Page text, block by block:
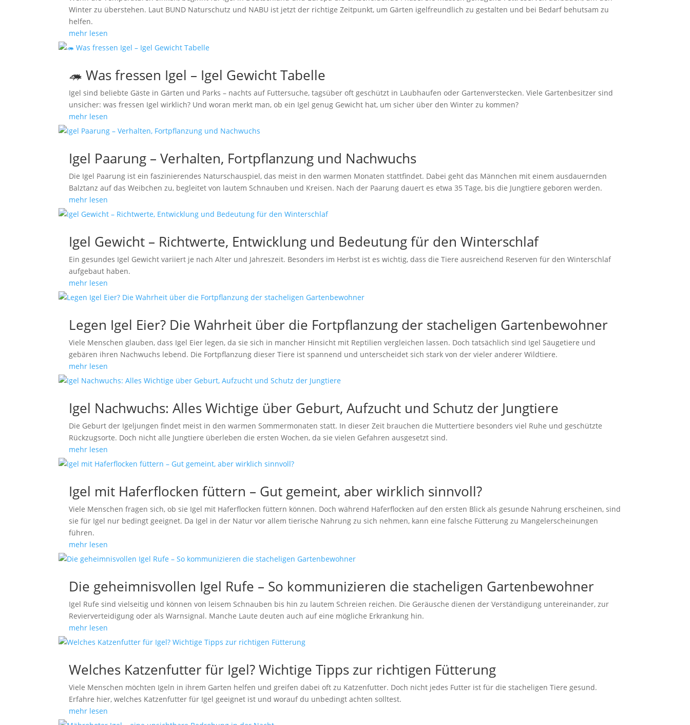
Winter zu überstehen. Laut BUND Naturschutz und NABU ist jetzt der richtige Zeitpunkt, um Gärten igelfreundlich zu gestalten und bei Bedarf behutsam zu
helfen.
mehr lesen
🦔 Was fressen Igel – Igel Gewicht Tabelle
Igel sind beliebte Gäste in Gärten und Parks – nachts auf Futtersuche, tagsüber oft geschützt in Laubhaufen oder Gartenverstecken. Viele Gartenbesitzer sind
unsicher: was fressen Igel wirklich? Und woran merkt man, ob ein Igel genug Gewicht hat, um sicher über den Winter zu kommen?
mehr lesen
Igel Paarung – Verhalten, Fortpflanzung und Nachwuchs
Die Igel Paarung ist ein faszinierendes Naturschauspiel, das meist in den warmen Monaten stattfindet. Dabei geht das Männchen mit einem ausdauernden
Balztanz auf das Weibchen zu, begleitet von lautem Schnauben und Kreisen. Nach der Paarung dauert es etwa 35 Tage, bis die Jungtiere geboren werden.
mehr lesen
Igel Gewicht – Richtwerte, Entwicklung und Bedeutung für den Winterschlaf
Ein gesundes Igel Gewicht variiert je nach Alter und Jahreszeit. Besonders im Herbst ist es wichtig, dass die Tiere ausreichend Reserven für den Winterschlaf
aufgebaut haben.
mehr lesen
Legen Igel Eier? Die Wahrheit über die Fortpflanzung der stacheligen Gartenbewohner
Viele Menschen glauben, dass Igel Eier legen, da sie sich in mancher Hinsicht mit Reptilien vergleichen lassen. Doch tatsächlich sind Igel Säugetiere und
gebären ihren Nachwuchs lebend. Die Fortpflanzung dieser Tiere ist spannend und unterscheidet sich stark von der vieler anderer Wildtiere.
mehr lesen
Igel Nachwuchs: Alles Wichtige über Geburt, Aufzucht und Schutz der Jungtiere
Die Geburt der Igeljungen findet meist in den warmen Sommermonaten statt. In dieser Zeit brauchen die Muttertiere besonders viel Ruhe und geschützte
Rückzugsorte. Doch nicht alle Jungtiere überleben die ersten Wochen, da sie vielen Gefahren ausgesetzt sind.
mehr lesen
Igel mit Haferflocken füttern – Gut gemeint, aber wirklich sinnvoll?
Viele Menschen fragen sich, ob sie Igel mit Haferflocken füttern können. Doch während Haferflocken auf den ersten Blick als gesunde Nahrung erscheinen, sind
sie für Igel nur bedingt geeignet. Da Igel in der Natur vor allem tierische Nahrung zu sich nehmen, kann eine falsche Fütterung zu Mangelerscheinungen
führen.
mehr lesen
Die geheimnisvollen Igel Rufe – So kommunizieren die stacheligen Gartenbewohner
Igel Rufe sind vielseitig und können von leisem Schnauben bis hin zu lautem Schreien reichen. Die Geräusche dienen der Verständigung untereinander, zur
Revierverteidigung oder als Warnsignal. Manche Laute deuten auch auf eine mögliche Erkrankung hin.
mehr lesen
Welches Katzenfutter für Igel? Wichtige Tipps zur richtigen Fütterung
Viele Menschen möchten Igeln in ihrem Garten helfen und greifen dabei oft zu Katzenfutter. Doch nicht jedes Futter ist für die stacheligen Tiere gesund.
Erfahre hier, welches Katzenfutter für Igel geeignet ist und worauf du unbedingt achten solltest.
mehr lesen